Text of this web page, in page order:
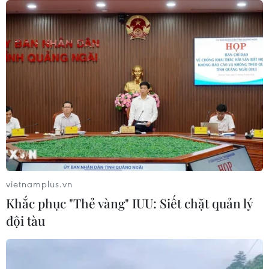
dạng
04/08/2026 04:29
Ôtô Trung Quốc có tạo nên “làn sóng
04/08/2026 00:17
Châu Phi tận dụng lợi thế quang điện
cho ngành xe điện
03/08/2026 09:46
Thiếu tài xế, khoảng 25-30% xe đầu
vietnamplus.vn
Khắc phục "Thẻ vàng" IUU: Siết chặt quản lý
đội tàu